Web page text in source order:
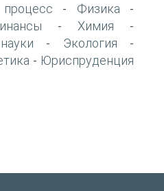
- Физика -
- Химия -
- Экология -
- Юриспруденция